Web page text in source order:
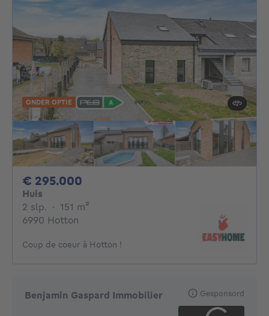
ONDER OPTIE
€ 295.000
Huis
2 slp. 2 slaapkamers
· 151 m²
6990 Hotton
Coup de coeur à Hotton !
Benjamin Gaspard Immobilier Gesponsord